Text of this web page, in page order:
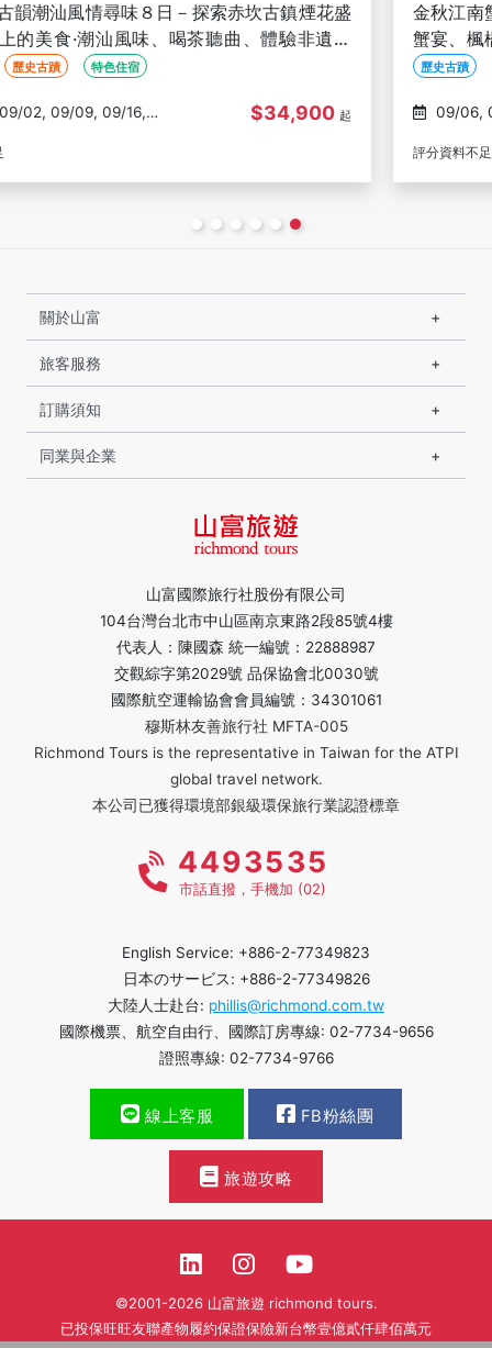
金秋江南蟹逅５日－南潯古鎮、枕水河畔品佳餚、金秋
蟹宴、楓橋寒山寺、青山湖賞秋、全程品牌酒店、三排
椅-高雄出發(文化參訪)
歷史古蹟 山水名勝
09/06, 09/07, 09/10, 09/11,
$36,900 起
山富國際旅行社股份有限公司
104台灣台北市中山區南京東路2段85號4樓
代表人：陳國森 統一編號：22888987
交觀綜字第2029號 品保協會北0030號
國際航空運輸協會會員編號：34301061
穆斯林友善旅行社 MFTA-005
Richmond Tours is the representative in Taiwan for the ATPI
global travel network.
本公司已獲得環境部銀級環保旅行業認證標章
關於山富
旅客服務
訂購須知
同業與企業
4493535
市話直撥，手機加 (02)
English Service: +886-2-77349823
日本のサービス: +886-2-77349826
大陸人士赴台: phillis@richmond.com.tw
國際機票、航空自由行、國際訂房專線: 02-7734-9656
證照專線: 02-7734-9766
線上客服 FB粉絲團
旅遊攻略
©2001-2026 山富旅遊 richmond tours.
已投保旺旺友聯產物履約保證保險新台幣壹億貳仟肆佰萬元